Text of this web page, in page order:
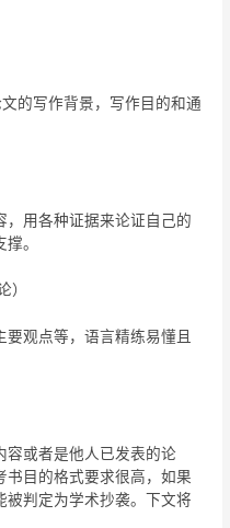
的写作背景，写作目的和通
，用各种证据来论证自己的
。
）
观点等，语言精练易懂且
容或者是他人已发表的论
书目的格式要求很高，如果
被判定为学术抄袭。下文将